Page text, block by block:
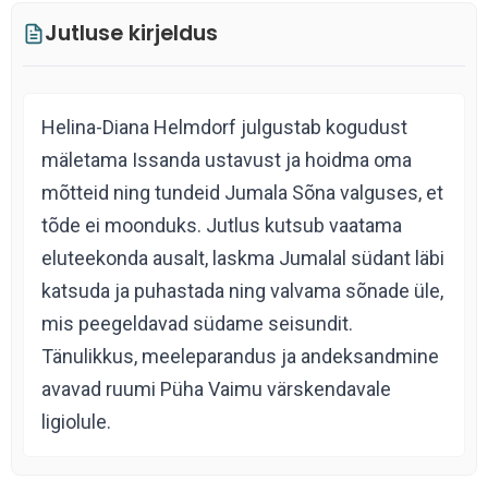
Jutluse kirjeldus
Helina-Diana Helmdorf julgustab kogudust
mäletama Issanda ustavust ja hoidma oma
mõtteid ning tundeid Jumala Sõna valguses, et
tõde ei moonduks. Jutlus kutsub vaatama
eluteekonda ausalt, laskma Jumalal südant läbi
katsuda ja puhastada ning valvama sõnade üle,
mis peegeldavad südame seisundit.
Tänulikkus, meeleparandus ja andeksandmine
avavad ruumi Püha Vaimu värskendavale
ligiolu­le.